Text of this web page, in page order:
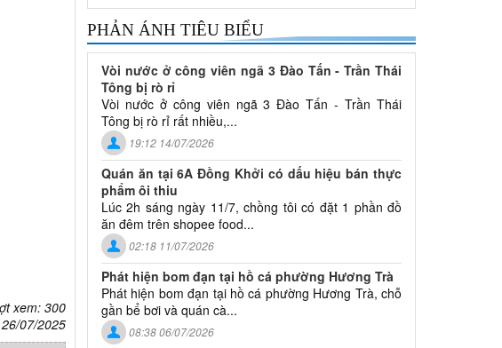
xem: 300
07/2025
PHẢN ÁNH TIÊU BIỂU
Vòi nước ở công viên ngã 3 Đào Tấn - Trần Thái
Tông bị rò rỉ
Vòi nước ở công viên ngã 3 Đào Tấn - Trần Thái
Tông bị rò rỉ rất nhiều,...
19:12 14/07/2026
Quán ăn tại 6A Đồng Khởi có dấu hiệu bán thực
phẩm ôi thiu
Lúc 2h sáng ngày 11/7, chồng tôi có đặt 1 phần đồ
ăn đêm trên shopee food...
02:18 11/07/2026
Phát hiện bom đạn tại hồ cá phường Hương Trà
Phát hiện bom đạn tại hồ cá phường Hương Trà, chỗ
gần bể bơi và quán cà...
08:38 06/07/2026